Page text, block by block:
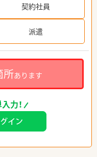
契約社員
派遣
所あります
力！